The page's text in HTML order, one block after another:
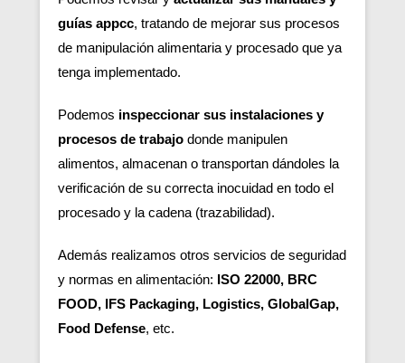
guías appcc, tratando de mejorar sus procesos
de manipulación alimentaria y procesado que ya
tenga implementado.
Podemos inspeccionar sus instalaciones y
procesos de trabajo donde manipulen
alimentos, almacenan o transportan dándoles la
verificación de su correcta inocuidad en todo el
procesado y la cadena (trazabilidad).
Además realizamos otros servicios de seguridad
y normas en alimentación: ISO 22000, BRC
FOOD, IFS Packaging, Logistics, GlobalGap,
Food Defense, etc.